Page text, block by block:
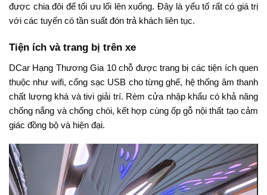
được chia đôi để tối ưu lối lên xuống. Đây là yếu tố rất có giá trị
với các tuyến có tần suất đón trả khách liên tục.
Tiện ích và trang bị trên xe
DCar Hạng Thương Gia 10 chỗ được trang bị các tiện ích quen
thuộc như wifi, cổng sạc USB cho từng ghế, hệ thống âm thanh
chất lượng khá và tivi giải trí. Rèm cửa nhập khẩu có khả năng
chống nắng và chống chói, kết hợp cùng ốp gỗ nội thất tạo cảm
giác đồng bộ và hiện đại.